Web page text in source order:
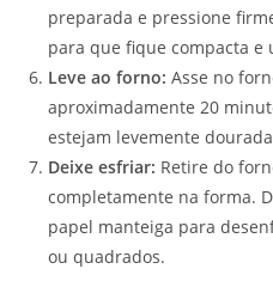
preparada e pressione
para que fique compacta e
Leve ao forno: Asse no
aproximadamente 20
estejam levemente
Deixe esfriar: Retire do
completamente na forma.
papel manteiga para
ou quadrados.